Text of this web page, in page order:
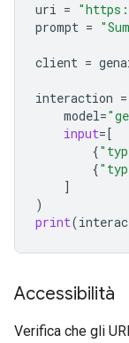
uri =
prompt =
client =
interaction =
model=
input=[
{
{
]
)
print(
Accessibilità
Verifica che gli